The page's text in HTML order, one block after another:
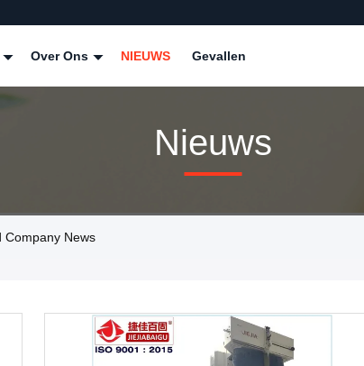
Over Ons NIEUWS Gevallen
Nieuws
News